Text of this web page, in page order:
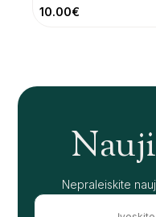
10.00€
Nepraleiskite